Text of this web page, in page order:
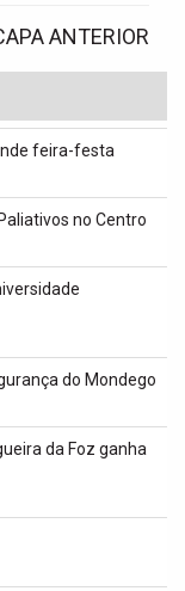
ANTERIOR
feira-festa
no Centro
do Mondego
da Foz ganha